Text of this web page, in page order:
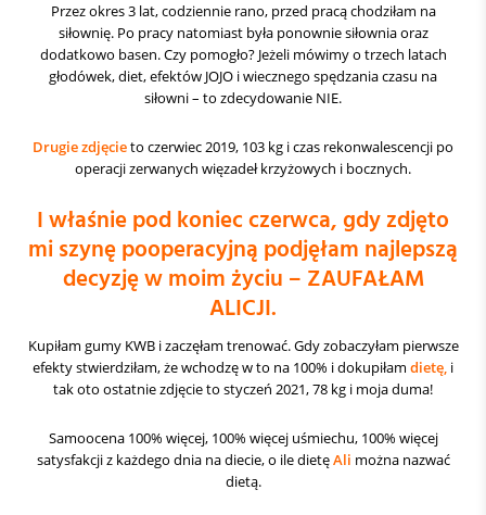
Przez okres 3 lat, codziennie rano, przed pracą chodziłam na
siłownię. Po pracy natomiast była ponownie siłownia oraz
dodatkowo basen. Czy pomogło? Jeżeli mówimy o trzech latach
głodówek, diet, efektów JOJO i wiecznego spędzania czasu na
siłowni – to zdecydowanie NIE.
Drugie zdjęcieto czerwiec 2019, 103 kg i czas rekonwalescencji po
operacji zerwanych więzadeł krzyżowych i bocznych.
I właśnie pod koniec czerwca, gdy zdjęto
mi szynę pooperacyjną podjęłam najlepszą
decyzję w moim życiu – ZAUFAŁAM
ALICJI.
Kupiłam gumy KWB i zaczęłam trenować. Gdy zobaczyłam pierwsze
efekty stwierdziłam, że wchodzę w to na 100% i dokupiłam dietę, i
tak oto ostatnie zdjęcie to styczeń 2021, 78 kg i moja duma!
Samoocena 100% więcej, 100% więcej uśmiechu, 100% więcej
satysfakcji z każdego dnia na diecie, o ile dietęAli można nazwać
dietą.